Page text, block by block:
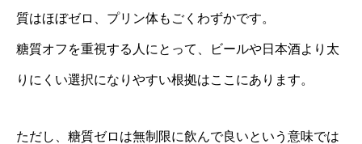
質はほぼゼロ、プリン体もごくわずかです。
糖質オフを重視する人にとって、ビールや日本酒より太
りにくい選択になりやすい根拠はここにあります。
ただし、糖質ゼロは無制限に飲んで良いという意味では